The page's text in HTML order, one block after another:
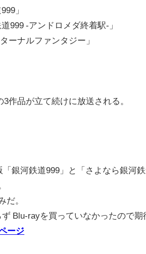
」
999 -アンドロメダ終着駅-」
ーナルファンタジー」
作品が立て続けに放送される。
銀河鉄道999」と「さよなら銀河
だ。
Blu-rayを買っていなかったので期
ージ